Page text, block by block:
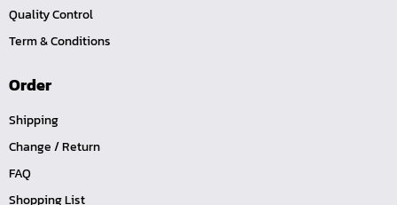
ข้อต่อเกลียวนอกเสียบสาย (TO)
TOOL-คอปเปอร์-SM
TOOL-คอปเปอร์-SH
TOOL-คอปเปอร์-PM
TOOL-คอปเปอร์-PH
Quality Control
Term & Conditions
Order
Shipping
Change / Return
FAQ
Shopping List